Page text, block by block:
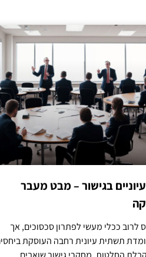
בגישור – מבט מעבר
לרוב ככלי מעשי לפתרון סכסוכים, אך
תשתית עיונית רחבה העוסקת